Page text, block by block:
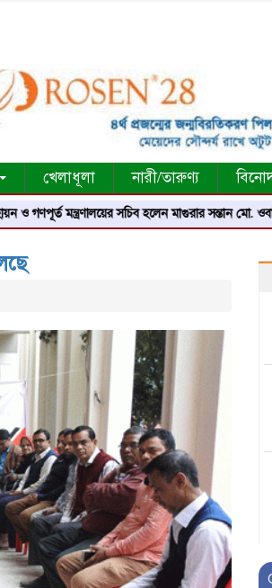
খেলাধূলা নারী/তারুণ্য
মন্ত্রণালয়ের সচিব হলেন মাগুরার সন্তান মো. ওবায়দুর